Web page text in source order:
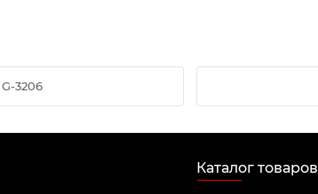
3206
Каталог товаров